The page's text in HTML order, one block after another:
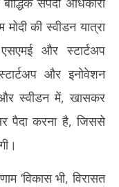
की स्वीडन यात्रा
और स्टार्टअप
और इनोवेशन
और स्वीडन में, खासकर
पैदा करना है, जिससे
‘विकास भी, विरासत